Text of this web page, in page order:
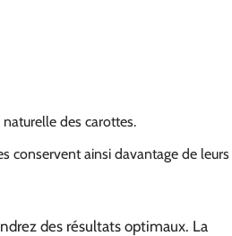
naturelle des carottes.
conservent ainsi davantage de leurs
des résultats optimaux. La